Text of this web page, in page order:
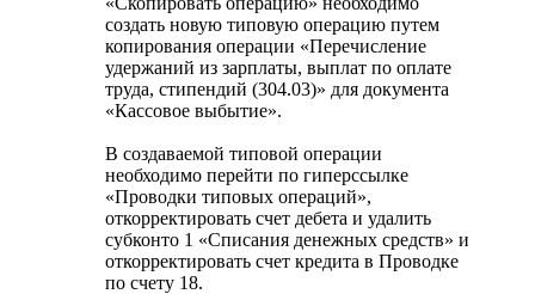
создать новую типовую операцию путем
копирования операции «Перечисление
удержаний из зарплаты, выплат по оплате
труда, стипендий (304.03)» для документа
«Кассовое выбытие».
В создаваемой типовой операции
необходимо перейти по гиперссылке
«Проводки типовых операций»,
откорректировать счет дебета и удалить
субконто 1 «Списания денежных средств» и
откорректировать счет кредита в Проводке
по счету 18.